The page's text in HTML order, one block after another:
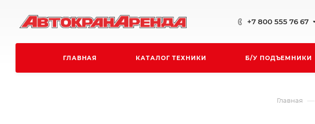
+7 800 555 76 67
ГЛАВНАЯ КАТАЛОГ ТЕХНИКИ Б/У ПОДЪЕМНИКИ
Главная —